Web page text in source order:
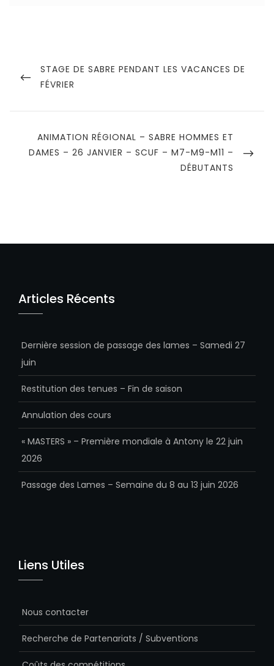
de
l’article
PREVIOUS
POST
STAGE DE SABRE PENDANT LES VACANCES DE
FÉVRIER
NEXT
POST
ANIMATION RÉGIONAL – SABRE HOMMES ET
DAMES – 26 JANVIER – SCUF – M7-M9-M11 –
DÉBUTANTS
Articles Récents
Dernière session de passage des lames – Samedi 27
juin
Restitution des tenues – Fin de saison
Annulation des cours
« MASTERS » – Première mondiale à Antony le 22 juin
2026
Passage des Lames – Semaine du 8 au 13 juin 2026
Liens Utiles
Nous contacter
Recherche de Partenariats / Subventions